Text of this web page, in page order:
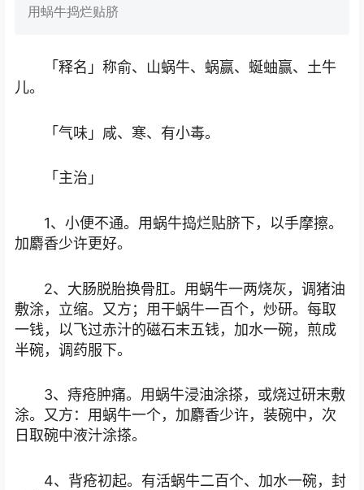
用蜗牛捣烂贴脐
「释名」称俞、山蜗牛、蜗赢、蜒蚰赢、土牛
儿。
「气味」咸、寒、有小毒。
「主治」
1、小便不通。用蜗牛捣烂贴脐下，以手摩擦。
加麝香少许更好。
2、大肠脱胎换骨肛。用蜗牛一两烧灰，调猪油
敷涂，立缩。又方；用干蜗牛一百个，炒研。每取
一钱，以飞过赤汁的磁石末五钱，加水一碗，煎成
半碗，调药服下。
3、痔疮肿痛。用蜗牛浸油涂搽，或烧过研末敷
涂。又方：用蜗牛一个，加麝香少许，装碗中，次
日取碗中液汁涂搽。
4、背疮初起。有活蜗牛二百个、加水一碗，封